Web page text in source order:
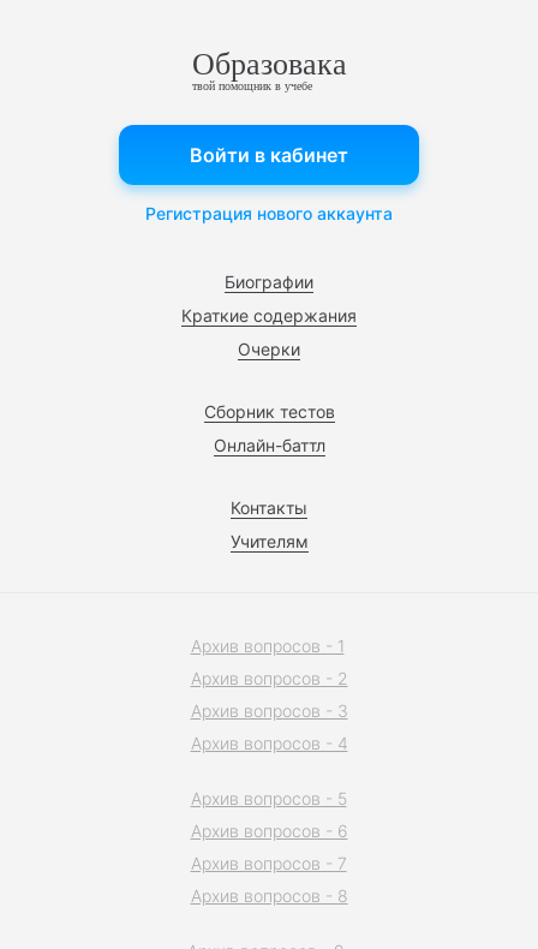
Образовака
твой помощник в учебе
Биографии
Краткие содержания
Очерки
Сборник тестов
Онлайн-баттл
Контакты
Учителям
Войти в кабинет
Регистрация нового аккаунта
Архив вопросов - 1
Архив вопросов - 2
Архив вопросов - 3
Архив вопросов - 4
Архив вопросов - 5
Архив вопросов - 6
Архив вопросов - 7
Архив вопросов - 8